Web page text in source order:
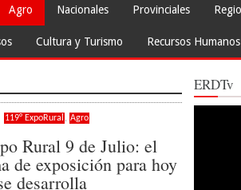
Agro Nacionales Provinciales
Cultura y Turismo Recursos Humanos
119° ExpoRural , Agro
Rural 9 de Julio: el
de exposición para hoy
desarrolla
ERDTv